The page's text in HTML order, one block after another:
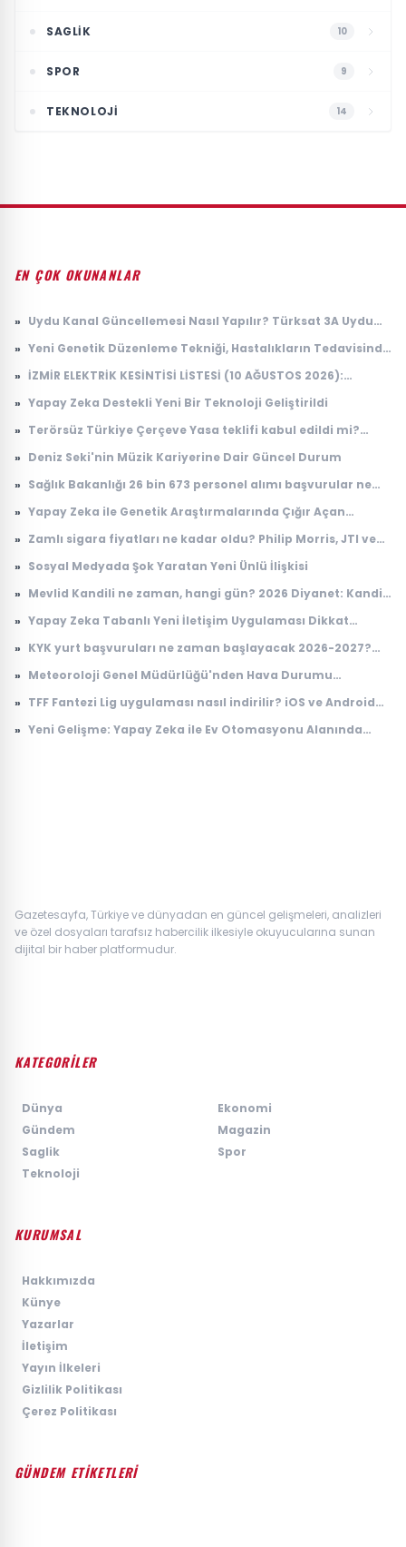
SAGLIK 10
SPOR 9
TEKNOLOJI 14
EN ÇOK OKUNANLAR
» Uydu Kanal Güncellemesi Nasıl Yapılır? Türksat 3A Uydu
» Yeni Genetik Düzenleme Tekniği, Hastalıkların Tedavisinde
» İZMİR ELEKTRİK KESİNTİSİ LİSTESİ (10 AĞUSTOS 2026):
ilçe için duyurdu
» Yapay Zeka Destekli Yeni Bir Teknoloji Geliştirildi
» Terörsüz Türkiye Çerçeve Yasa teklifi kabul edildi mi?
» Deniz Seki'nin Müzik Kariyerine Dair Güncel Durum
» Sağlık Bakanlığı 26 bin 673 personel alımı başvurular ne
belli oldu
» Yapay Zeka ile Genetik Araştırmalarında Çığır Açan
» Zamlı sigara fiyatları ne kadar oldu? Philip Morris, JTI ve
» Sosyal Medyada Şok Yaratan Yeni Ünlü İlişkisi
» Mevlid Kandili ne zaman, hangi gün? 2026 Diyanet: Kandil
» Yapay Zeka Tabanlı Yeni İletişim Uygulaması Dikkat
» KYK yurt başvuruları ne zaman başlayacak 2026-2027?
Devlet)
» Meteoroloji Genel Müdürlüğü'nden Hava Durumu
» TFF Fantezi Lig uygulaması nasıl indirilir? iOS ve Android
» Yeni Gelişme: Yapay Zeka ile Ev Otomasyonu Alanında
Gazetesayfa, Türkiye ve dünyadan en güncel gelişmeleri, analizleri
ve özel dosyaları tarafsız habercilik ilkesiyle okuyucularına sunan
dijital bir haber platformudur.
KATEGORİLER
Dünya
Ekonomi
Gündem
Magazin
Saglik
Spor
Teknoloji
KURUMSAL
Hakkımızda
Künye
Yazarlar
İletişim
Yayın İlkeleri
Gizlilik Politikası
Çerez Politikası
GÜNDEM ETİKETLERİ